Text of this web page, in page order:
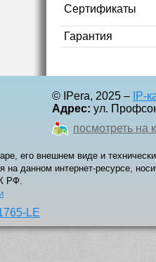
Сертификаты
Гарантия
© IPera, 2025 – IP-
Адрес: ул.
посмотреть на
его внешнем виде и
данном интернет-ресурсе,
РФ.
LE